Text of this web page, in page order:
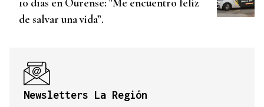
10 días en Ourense: "Me encuentro feliz
de salvar una vida”.
Newsletters La Región